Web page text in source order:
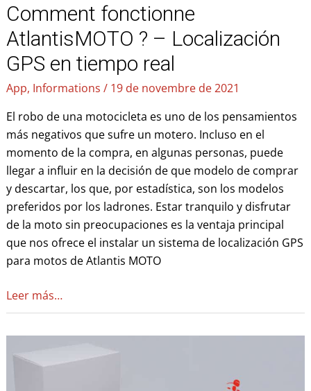
Comment fonctionne
AtlantisMOTO ? – Localización
GPS en tiempo real
App, Informations / 19 de novembre de 2021
El robo de una motocicleta es uno de los pensamientos
más negativos que sufre un motero. Incluso en el
momento de la compra, en algunas personas, puede
llegar a influir en la decisión de que modelo de comprar
y descartar, los que, por estadística, son los modelos
preferidos por los ladrones. Estar tranquilo y disfrutar
de la moto sin preocupaciones es la ventaja principal
que nos ofrece el instalar un sistema de localización GPS
para motos de Atlantis MOTO
Leer más…
AtlantisMOTO